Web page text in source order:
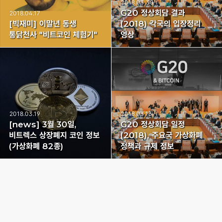
2018.04.17
[빅재미] 이말년 동생
통닭천사 "비트코인 체험기"
2018.03.30
G20 정상회담 결과
(2018) 각국의 입장정리
영상
2018.03.19
[news] 3월 30일,
비트렉스 상장폐지 코인 정보
(가상화폐 82종)
2018.03.13
G20 정상회담 일정
(2018), 주요국 가상화폐
정책과 규제 정보